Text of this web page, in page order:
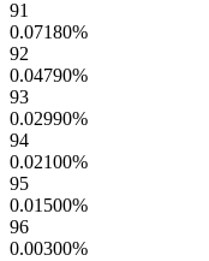
91
0.07180%
92
0.04790%
93
0.02990%
94
0.02100%
95
0.01500%
96
0.00300%